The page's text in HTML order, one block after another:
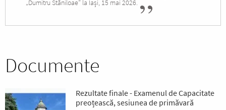
„Dumitru Stăniloae” la Iași, 15 mai 2026.
Documente
Rezultate finale - Examenul de Capacitate
preoțească, sesiunea de primăvară